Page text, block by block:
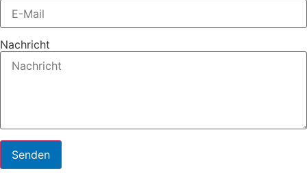
Nachricht
Senden